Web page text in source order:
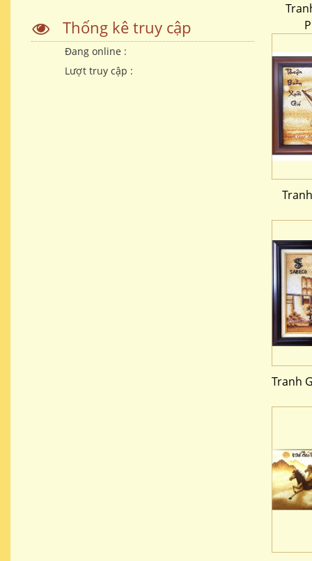
Tranh
Thống kê truy cập
Đang online :
Lượt truy cập :